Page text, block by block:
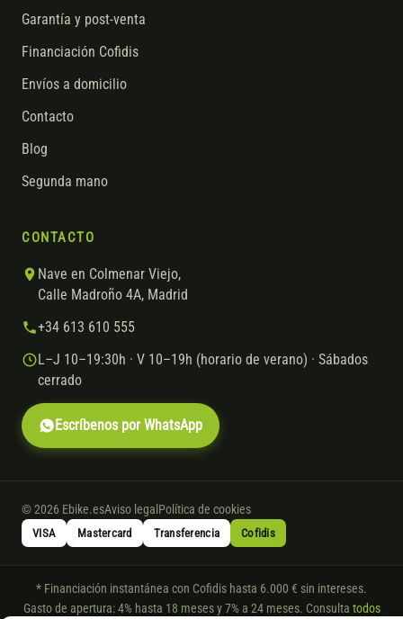
Garantía y post-venta
Financiación Cofidis
Envíos a domicilio
Contacto
Blog
Segunda mano
CONTACTO
Nave en Colmenar Viejo,
Calle Madroño 4A, Madrid
+34 613 610 555
L–J 10–19:30h · V 10–19h (horario de verano) · Sábados
cerrado
Escríbenos por WhatsApp
© 2026 Ebike.esAviso legalPolítica de cookies
VISA Mastercard Transferencia Cofidis
* Financiación instantánea con Cofidis hasta 6.000 € sin intereses.
Gasto de apertura: 4% hasta 18 meses y 7% a 24 meses. Consulta todos